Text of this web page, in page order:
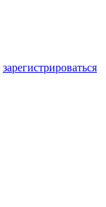
зарегистрироваться